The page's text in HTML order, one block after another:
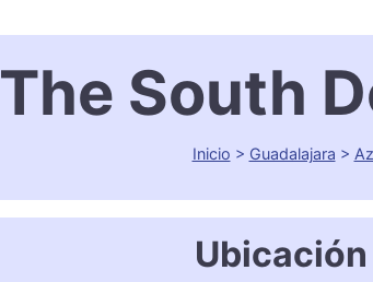
The South
Inicio > Guadalajara >
Ubicación